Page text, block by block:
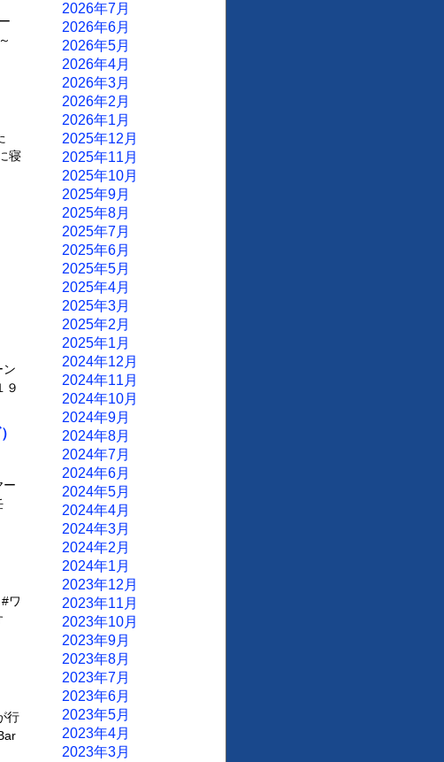
寝
ン
９
ー
ワ
行
2026年7月
2026年6月
2026年5月
2026年4月
2026年3月
2026年2月
2026年1月
2025年12月
2025年11月
2025年10月
2025年9月
2025年8月
2025年7月
2025年6月
2025年5月
2025年4月
2025年3月
2025年2月
2025年1月
2024年12月
2024年11月
2024年10月
2024年9月
2024年8月
2024年7月
2024年6月
2024年5月
2024年4月
2024年3月
2024年2月
2024年1月
2023年12月
2023年11月
2023年10月
2023年9月
2023年8月
2023年7月
2023年6月
2023年5月
2023年4月
2023年3月